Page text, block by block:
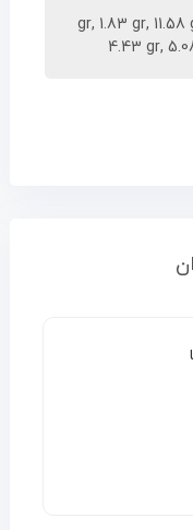
1.36 gr, 1.83 gr,
4.43 gr,